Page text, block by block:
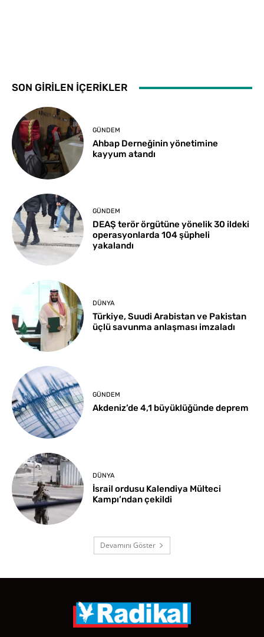
SON GİRİLEN İÇERİKLER
GÜNDEM
Ahbap Derneğinin yönetimine
kayyum atandı
GÜNDEM
DEAŞ terör örgütüne yönelik 30 ildeki
operasyonlarda 104 şüpheli
yakalandı
DÜNYA
Türkiye, Suudi Arabistan ve Pakistan
üçlü savunma anlaşması imzaladı
GÜNDEM
Akdeniz’de 4,1 büyüklüğünde deprem
DÜNYA
İsrail ordusu Kalendiya Mülteci
Kampı’ndan çekildi
Devamını Göster